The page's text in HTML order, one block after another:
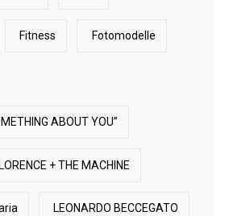
Fitness Fotomodelle
ABOUT YOU”
+ THE MACHINE
LEONARDO BECCEGATO